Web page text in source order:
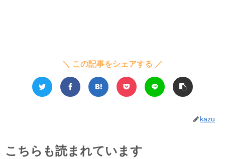
＼ この記事をシェアする ／
kazu
こちらも読まれています